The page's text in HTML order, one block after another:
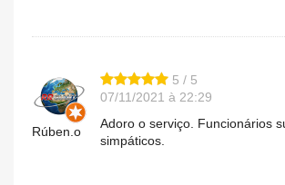
Rúben.o
5 / 5
07/11/2021 à 22:29
Adoro o serviço. Funcionários
simpáticos.